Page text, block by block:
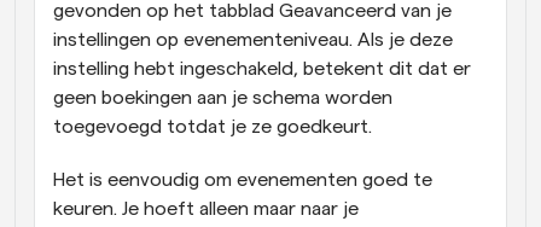
gevonden op het tabblad Geavanceerd van je
instellingen op evenementeniveau. Als je deze
instelling hebt ingeschakeld, betekent dit dat er
geen boekingen aan je schema worden
toegevoegd totdat je ze goedkeurt.
Het is eenvoudig om evenementen goed te
keuren. Je hoeft alleen maar naar je